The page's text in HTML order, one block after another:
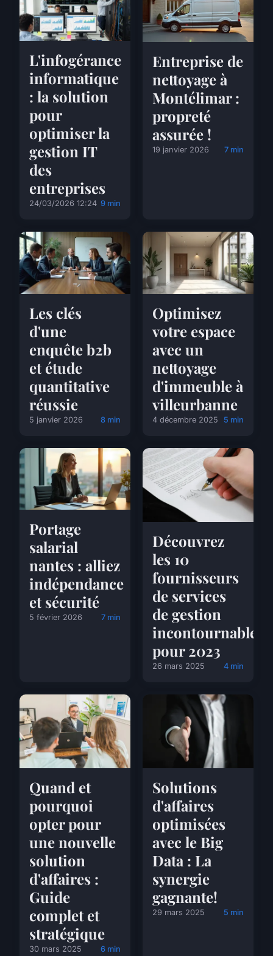
L'infogérance
informatique
: la solution
pour
optimiser la
gestion IT
des
entreprises
24/03/2026 12:24 9 min
Entreprise de
nettoyage à
Montélimar :
propreté
assurée !
19 janvier 2026 7 min
Les clés
d'une
enquête b2b
et étude
quantitative
réussie
5 janvier 2026 8 min
Optimisez
votre espace
avec un
nettoyage
d'immeuble à
villeurbanne
4 décembre 2025 5 min
Portage
salarial
nantes : alliez
indépendance
et sécurité
5 février 2026 7 min
Découvrez
les 10
fournisseurs
de services
de gestion
incontournables
pour 2023
26 mars 2025 4 min
Quand et
pourquoi
opter pour
une nouvelle
solution
d'affaires :
Guide
complet et
stratégique
30 mars 2025 6 min
Solutions
d'affaires
optimisées
avec le Big
Data : La
synergie
gagnante!
29 mars 2025 5 min